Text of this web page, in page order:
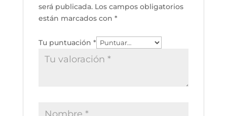
será publicada. Los campos obligatorios
están marcados con *
Tu puntuación *